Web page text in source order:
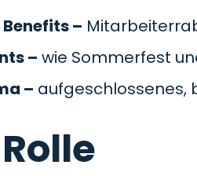
–
– wie Sommerfest
– aufgeschlossenes,